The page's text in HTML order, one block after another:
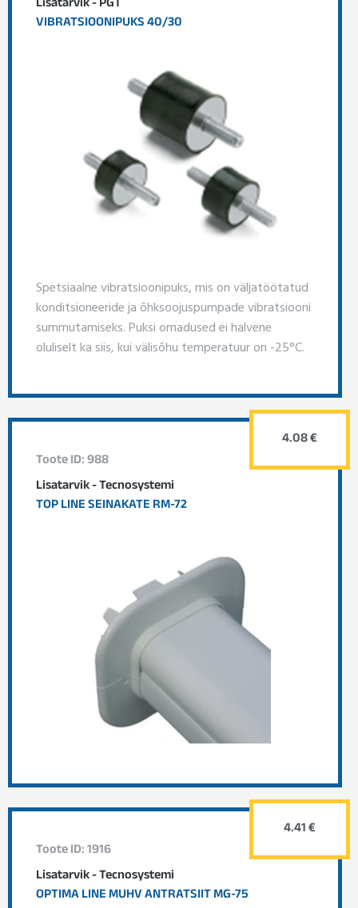
Lisatarvik - PGT
VIBRATSIOONIPUKS 40/30
Spetsiaalne vibratsioonipuks, mis on väljatöötatud
konditsioneeride ja õhksoojuspumpade vibratsiooni
summutamiseks. Puksi omadused ei halvene
oluliselt ka siis, kui välisõhu temperatuur on -25°C.
Toote ID: 988
Lisatarvik - Tecnosystemi
TOP LINE SEINAKATE RM-72
4.08 €
Toote ID: 1916
Lisatarvik - Tecnosystemi
OPTIMA LINE MUHV ANTRATSIIT MG-75
4.41 €